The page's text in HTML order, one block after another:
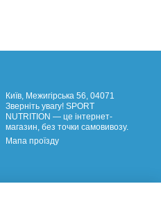
Київ, Межигірська 56, 04071
Зверніть увагу! SPORT
NUTRITION — це інтернет-
магазин, без точки самовивозу.
Мапа проїзду